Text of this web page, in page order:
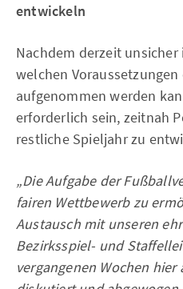
entwickeln
Nachdem derzeit
welchen
aufgenommen werden
erforderlich sein, zeitnah
restliche Spieljahr zu
„Die Aufgabe der
fairen Wettbewerb zu
Austausch mit unseren
Bezirksspiel- und
vergangenen Wochen